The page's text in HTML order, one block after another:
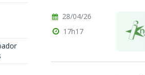
28/04/26
17h17